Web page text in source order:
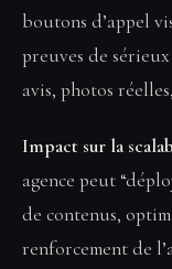
boutons d’appel
preuves de
avis, photos
Impact sur la
agence peut
de contenus,
renforcement de